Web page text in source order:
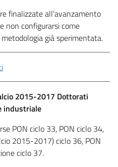
finalizzate all’avanzamento
non configurarsi come
già sperimentata.
2015-2017 Dottorati
industriale
PON ciclo 33, PON ciclo 34,
2015-2017) ciclo 36, PON
ciclo 37.